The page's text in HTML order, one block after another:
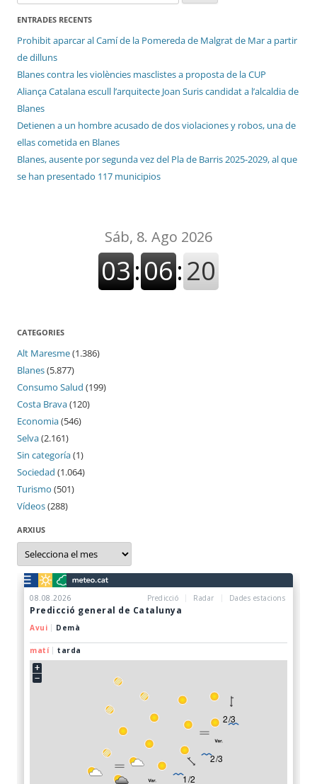
ENTRADES RECENTS
Prohibit aparcar al Camí de la Pomereda de Malgrat de Mar a partir
de dilluns
Blanes contra les violències masclistes a proposta de la CUP
Aliança Catalana escull l’arquitecte Joan Suris candidat a l’alcaldia de
Blanes
Detienen a un hombre acusado de dos violaciones y robos, una de
ellas cometida en Blanes
Blanes, ausente por segunda vez del Pla de Barris 2025-2029, al que
se han presentado 117 municipios
CATEGORIES
Alt Maresme(1.386)
Blanes(5.877)
Consumo Salud (199)
Costa Brava(120)
Economia(546)
Selva(2.161)
Sin categoría(1)
Sociedad (1.064)
Turismo (501)
Vídeos(288)
ARXIUS
Arxius